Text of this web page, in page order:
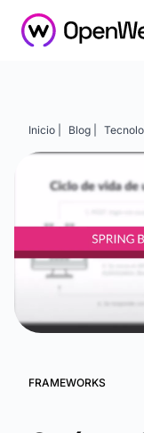
Inicio | Blog |
FRAMEWORKS